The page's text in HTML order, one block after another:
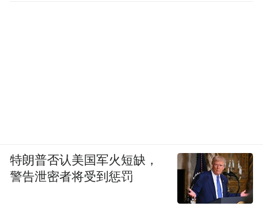
特朗普否认美国军火短缺，
警告泄密者将受到惩罚